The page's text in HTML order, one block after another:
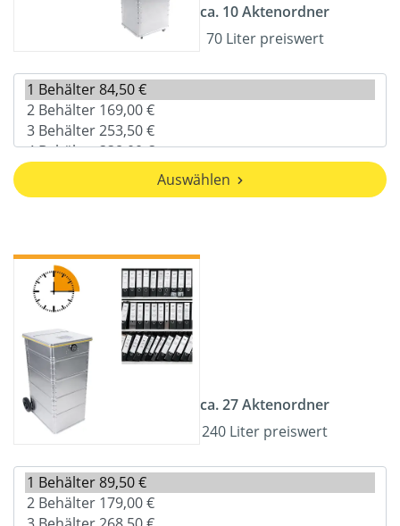
ca. 10 Aktenordner
70 Liter preiswert
Auswählen
ca. 27 Aktenordner
240 Liter preiswert